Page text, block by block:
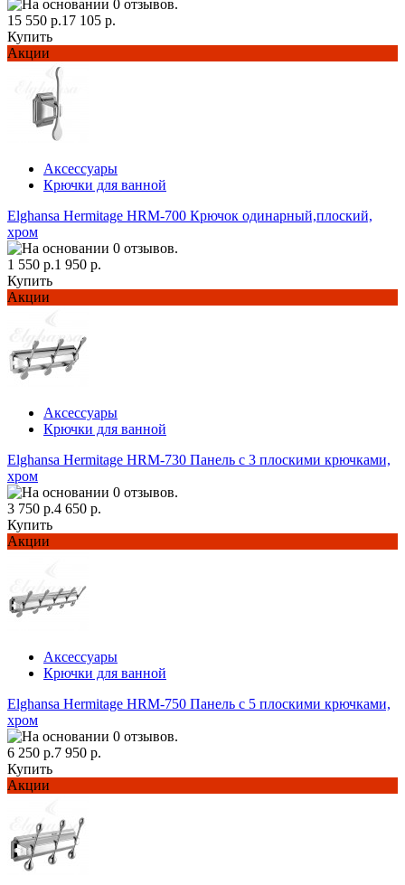
15 550 р.17 105 р.
Купить
Акции
Аксессуары
Крючки для ванной
Elghansa Hermitage HRM-700 Крючок одинарный,плоский,
хром
1 550 р.1 950 р.
Купить
Акции
Аксессуары
Крючки для ванной
Elghansa Hermitage HRM-730 Панель с 3 плоскими крючками,
хром
3 750 р.4 650 р.
Купить
Акции
Аксессуары
Крючки для ванной
Elghansa Hermitage HRM-750 Панель с 5 плоскими крючками,
хром
6 250 р.7 950 р.
Купить
Акции